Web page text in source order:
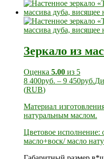
Зеркало из
Оценка 5.00 из 5
8 400руб. – 9 450руб.
(RUB)
Материал
натуральным маслом.
Цветовое исполнение:
масло+воск/ масло